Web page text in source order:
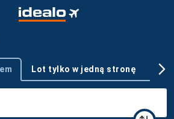
Lot tylko w jedną stronę